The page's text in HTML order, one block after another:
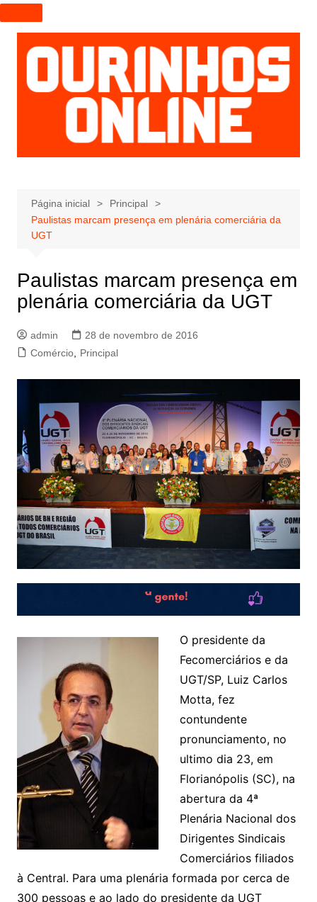
I
r
p
a
r
a
e
ú
d
Página inicial
Principal
Paulistas marcam presença em plenária comerciária da
UGT
Paulistas marcam presença em
plenária comerciária da UGT
admin
28 de novembro de 2016
Comércio, Principal
O presidente da
Fecomerciários e da
UGT/SP, Luiz Carlos
Motta, fez
contundente
pronunciamento, no
ultimo dia 23, em
Florianópolis (SC), na
abertura da 4ª
Plenária Nacional dos
Dirigentes Sindicais
Comerciários filiados
à Central. Para uma plenária formada por cerca de
300 pessoas e ao lado do presidente da UGT